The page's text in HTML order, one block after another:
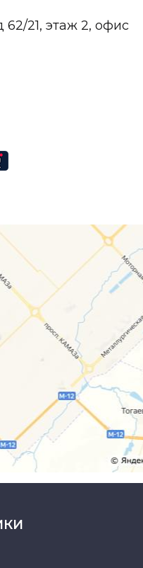
21, этаж 2, офис